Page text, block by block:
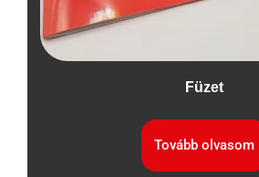
Füzet
Tovább olvasom